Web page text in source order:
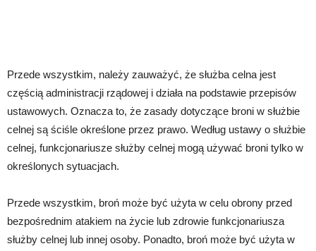
Przede wszystkim, należy zauważyć, że służba celna jest
częścią administracji rządowej i działa na podstawie przepisów
ustawowych. Oznacza to, że zasady dotyczące broni w służbie
celnej są ściśle określone przez prawo. Według ustawy o służbie
celnej, funkcjonariusze służby celnej mogą używać broni tylko w
określonych sytuacjach.
Przede wszystkim, broń może być użyta w celu obrony przed
bezpośrednim atakiem na życie lub zdrowie funkcjonariusza
służby celnej lub innej osoby. Ponadto, broń może być użyta w